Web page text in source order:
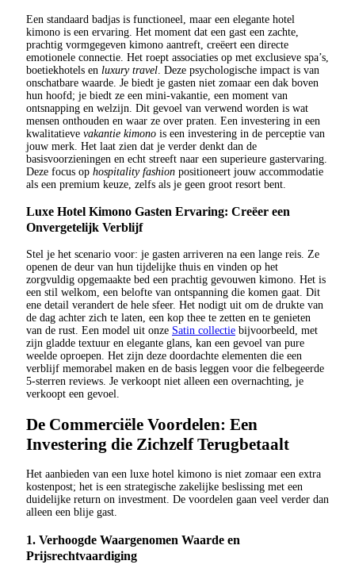
Een standaard badjas is functioneel, maar een elegante hotel
kimono is een ervaring. Het moment dat een gast een zachte,
prachtig vormgegeven kimono aantreft, creëert een directe
emotionele connectie. Het roept associaties op met exclusieve spa’s,
boetiekhotels en luxury travel . Deze psychologische impact is van
onschatbare waarde. Je biedt je gasten niet zomaar een dak boven
hun hoofd; je biedt ze een mini-vakantie, een moment van
ontsnapping en welzijn. Dit gevoel van verwend worden is wat
mensen onthouden en waar ze over praten. Een investering in een
kwalitatieve vakantie kimono is een investering in de perceptie van
jouw merk. Het laat zien dat je verder denkt dan de
basisvoorzieningen en echt streeft naar een superieure gastervaring.
Deze focus op hospitality fashion positioneert jouw accommodatie
als een premium keuze, zelfs als je geen groot resort bent.
Luxe Hotel Kimono Gasten Ervaring: Creëer een
Onvergetelijk Verblijf
Stel je het scenario voor: je gasten arriveren na een lange reis. Ze
openen de deur van hun tijdelijke thuis en vinden op het
zorgvuldig opgemaakte bed een prachtig gevouwen kimono. Het is
een stil welkom, een belofte van ontspanning die komen gaat. Dit
ene detail verandert de hele sfeer. Het nodigt uit om de drukte van
de dag achter zich te laten, een kop thee te zetten en te genieten
van de rust. Een model uit onze Satin collectie bijvoorbeeld, met
zijn gladde textuur en elegante glans, kan een gevoel van pure
weelde oproepen. Het zijn deze doordachte elementen die een
verblijf memorabel maken en de basis leggen voor die felbegeerde
5-sterren reviews. Je verkoopt niet alleen een overnachting, je
verkoopt een gevoel.
De Commerciële Voordelen: Een
Investering die Zichzelf Terugbetaalt
Het aanbieden van een luxe hotel kimono is niet zomaar een extra
kostenpost; het is een strategische zakelijke beslissing met een
duidelijke return on investment. De voordelen gaan veel verder dan
alleen een blije gast.
1. Verhoogde Waargenomen Waarde en
Prijsrechtvaardiging